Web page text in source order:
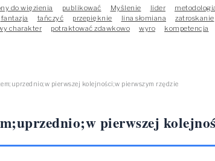
do więzienia publikować Myślenie lider
fantazja tańczyć przepięknie lina słomiana zatroskanie
charakter potraktować zdawkowo wyro kompetencja
pierwszej kolejności;w pierwszym rzędzie
pierwszej